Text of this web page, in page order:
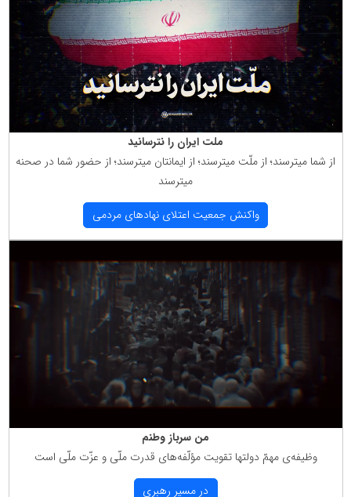
ملت ایران را نترسانید
از شما میترسند؛ از ملّت میترسند؛ از ایمانتان میترسند؛ از حضور شما در صحنه
میترسند
واكنش جمعیت اعتلای نهادهای مردمی
من سرباز وطنم
وظیفه‌ی مهمّ دولتها تقویت مؤلّفه‌های قدرت ملّی و عزّت ملّی است
در مسیر رهبری